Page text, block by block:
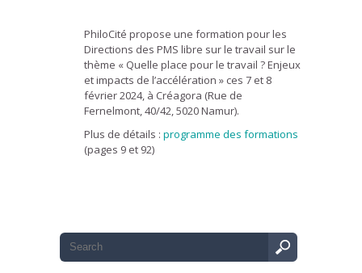
PhiloCité propose une formation pour les
Directions des PMS libre sur le travail sur le
thème « Quelle place pour le travail ? Enjeux
et impacts de l’accélération » ces 7 et 8
février 2024, à Créagora (Rue de
Fernelmont, 40/42, 5020 Namur).
Plus de détails : programme des formations
(pages 9 et 92)